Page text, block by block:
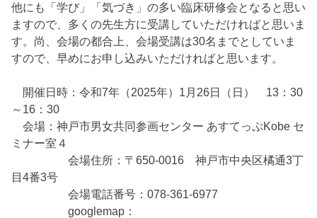
他にも「学び」「気づき」の多い臨床研修会となると思い
ますので、多くの先生方に受講していただければと思いま
す。尚、会場の都合上、会場受講は30名までとしていま
すので、早めにお申し込みいただければと思います。
開催日時：令和7年（2025年）1月26日（日） 13：30
～16：30
会場：神戸市男女共同参画センター あすてっぷKobe セ
ミナー室４
会場住所：〒650-0016 神戸市中央区橘通3丁
目4番3号
会場電話番号：078-361-6977
googlemap：